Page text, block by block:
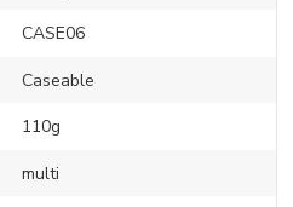
CASE06
Caseable
110g
multi